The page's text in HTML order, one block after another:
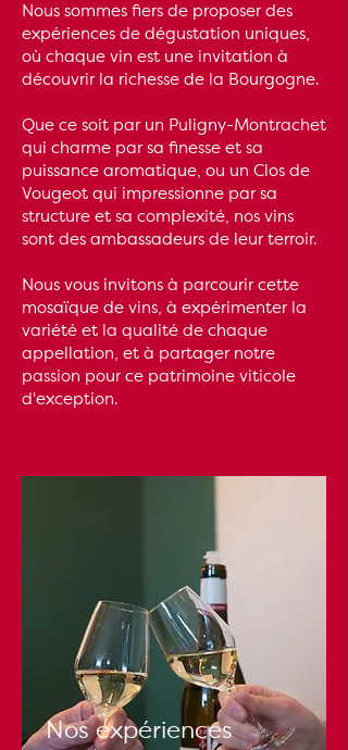
Nous sommes fiers de proposer des
expériences de dégustation uniques,
où chaque vin est une invitation à
découvrir la richesse de la Bourgogne.
Que ce soit par un Puligny-Montrachet
qui charme par sa finesse et sa
puissance aromatique, ou un Clos de
Vougeot qui impressionne par sa
structure et sa complexité, nos vins
sont des ambassadeurs de leur terroir.
Nous vous invitons à parcourir cette
mosaïque de vins, à expérimenter la
variété et la qualité de chaque
appellation, et à partager notre
passion pour ce patrimoine viticole
d'exception.
Nos expériences